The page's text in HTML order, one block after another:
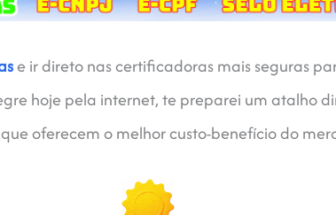
e ir direto nas certificadoras mais seguras
hoje pela internet, te preparei um atalho
oferecem o melhor custo-benefício do